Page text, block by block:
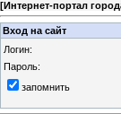
[Интернет-портал
Вход на сайт
Логин:
Пароль:
запомнить